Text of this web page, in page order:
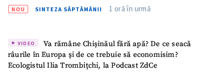
GARDĂ
NOU SINTEZA SĂPTĂMÂNII 1 oră în urmă
VIDEO
Va rămâne Chișinăul fără apă? De ce seacă
râurile în Europa și de ce trebuie să economisim?
Ecologistul Ilia Trombițchi, la Podcast ZdCe